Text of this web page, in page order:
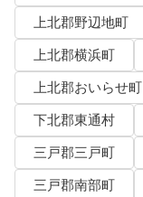
上北郡野辺地町
上北郡横浜町
上北郡おいらせ町
下北郡東通村
三戸郡三戸町
三戸郡南部町